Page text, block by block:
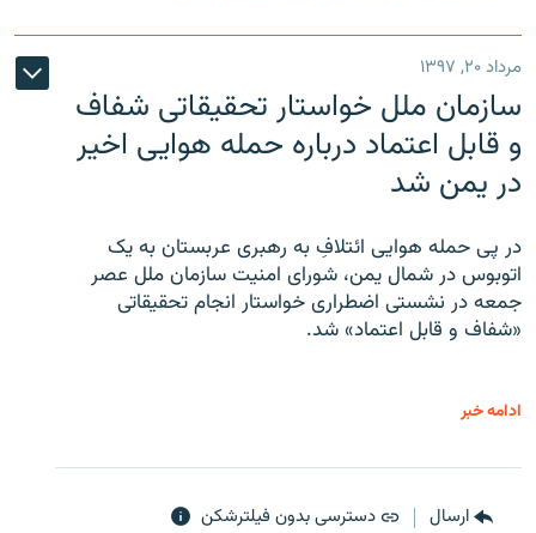
مرداد ۲۰, ۱۳۹۷
سازمان ملل خواستار تحقیقاتی شفاف
و قابل اعتماد درباره حمله هوایی اخیر
در یمن شد
در پی حمله هوایی ائتلافِ به رهبری عربستان به یک
اتوبوس در شمال یمن، شورای امنیت سازمان ملل عصر
جمعه در نشستی اضطراری خواستار انجام تحقیقاتی
«شفاف و قابل اعتماد» شد.
ادامه خبر
ارسال دسترسی بدون فیلترشکن